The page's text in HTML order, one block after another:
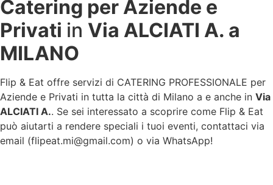
Catering per Aziende e
Privati in Via ALCIATI A. a
MILANO
Flip & Eat offre servizi di CATERING PROFESSIONALE per
Aziende e Privati in tutta la città di Milano a e anche in Via
ALCIATI A.. Se sei interessato a scoprire come Flip & Eat
può aiutarti a rendere speciali i tuoi eventi, contattaci via
email (flipeat.mi@gmail.com) o via WhatsApp!